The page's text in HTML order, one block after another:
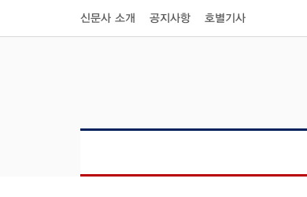
신문사 소개 공지사항 호별기사